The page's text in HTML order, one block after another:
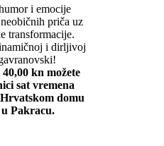
i emocije
priča uz
transformacije.
i dirljivoj
kn možete
sat vremena
domu
Pakracu.